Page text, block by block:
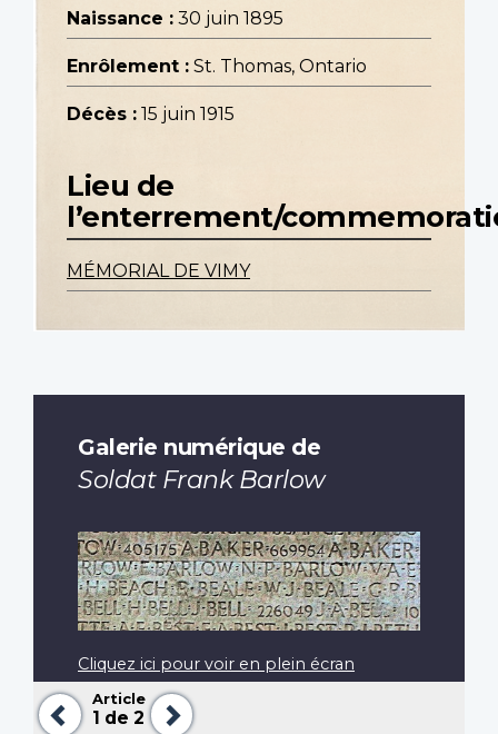
Naissance : 30 juin 1895
Enrôlement : St. Thomas, Ontario
Décès : 15 juin 1915
Lieu de
l’enterrement/
MÉMORIAL DE VIMY
Précédent
Article
1 de 2
Suivant
Galerie numérique de
Soldat Frank Barlow
Cliquez ici pour voir en plein écran